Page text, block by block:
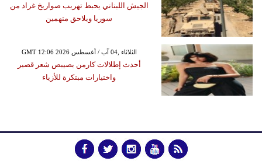
الجيش اللبناني يحبط تهريب صواريخ غراد من
سوريا ويلاحق متهمين
GMT 12:06 2026 الثلاثاء ,04 آب / أغسطس
أحدث إطلالات كارمن بصيبص شعر قصير
واختيارات مبتكرة للأزياء